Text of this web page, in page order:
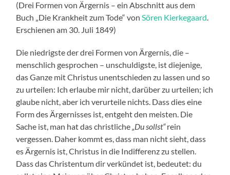
(Drei Formen von Ärgernis – ein Abschnitt aus dem
Buch „Die Krankheit zum Tode“ vonSören Kierkegaard.
Erschienen am 30. Juli 1849)
Die niedrigste der drei Formen von Ärgernis, die –
menschlich gesprochen – unschuldigste, ist diejenige,
das Ganze mit Christus unentschieden zu lassen und so
zu urteilen: Ich erlaube mir nicht, darüber zu urteilen; ich
glaube nicht, aber ich verurteile nichts. Dass dies eine
Form des Ärgernisses ist, entgeht den meisten. Die
Sache ist, man hat das christliche„Du sollst“rein
vergessen. Daher kommt es, dass man nicht sieht, dass
es Ärgernis ist, Christus in die Indifferenz zu stellen.
Dass das Christentum dir verkündet ist, bedeutet: du